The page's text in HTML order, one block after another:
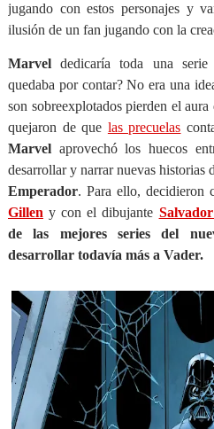
jugando con estos personajes y
ilusión de un fan jugando con la
Marveldedicaría toda una
quedaba por contar? No era una
son sobreexplotados pierden el
quejaron de que las precuelas
Marvelaprovechó los huecos
desarrollar y narrar nuevas historias
Emperador. Para ello, decidieron
Gillen y con el dibujante
de las mejores series del
desarrollar todavía más a Vader.